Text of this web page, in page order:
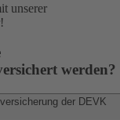
unserer
werden?
der DEVK